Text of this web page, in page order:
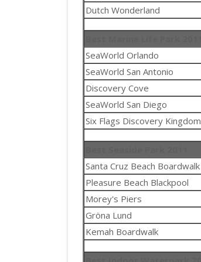
Dutch Wonderland
SeaWorld Orlando
SeaWorld San Antonio
Discovery Cove
SeaWorld San Diego
Six Flags Discovery Kingdom
Santa Cruz Beach Boardwalk
Pleasure Beach Blackpool
Morey's Piers
Gröna Lund
Kemah Boardwalk